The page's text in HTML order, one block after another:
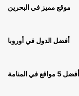
موقع مميز في البحرين
أفضل الدول في أوروبا
أفضل 5 مواقع في المنامة